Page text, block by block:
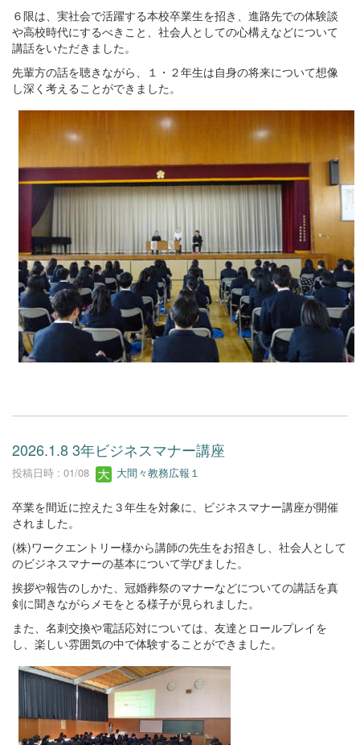
６限は、実社会で活躍する本校卒業生を招き、進路先での体験談
や高校時代にするべきこと、社会人としての心構えなどについて
講話をいただきました。
先輩方の話を聴きながら、１・２年生は自身の将来について想像
し深く考えることができました。
2026.1.8 3年ビジネスマナー講座
投稿日時 : 01/08 大間々教務広報１
卒業を間近に控えた３年生を対象に、ビジネスマナー講座が開催
されました。
(株)ワークエントリー様から講師の先生をお招きし、社会人として
のビジネスマナーの基本について学びました。
挨拶や報告のしかた、冠婚葬祭のマナーなどについての講話を真
剣に聞きながらメモをとる様子が見られました。
また、名刺交換や電話応対については、友達とロールプレイを
し、楽しい雰囲気の中で体験することができました。